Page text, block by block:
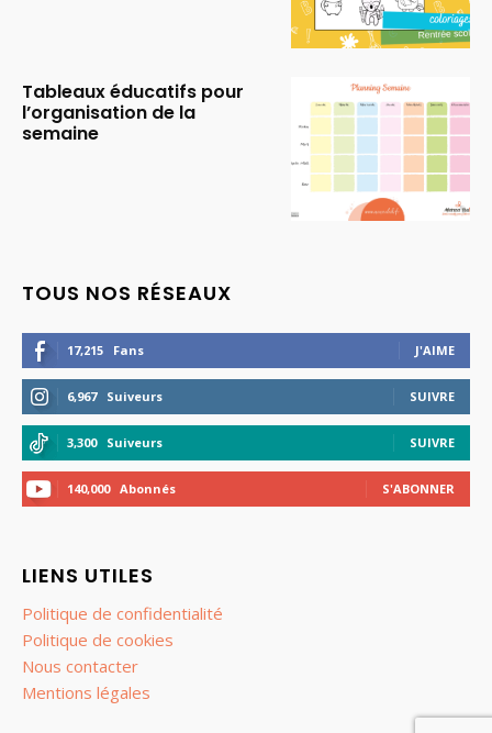
Tableaux éducatifs pour
l’organisation de la
semaine
TOUS NOS RÉSEAUX
17,215 Fans J'AIME
6,967 Suiveurs SUIVRE
3,300 Suiveurs SUIVRE
140,000 Abonnés S'ABONNER
LIENS UTILES
Politique de confidentialité
Politique de cookies
Nous contacter
Mentions légales